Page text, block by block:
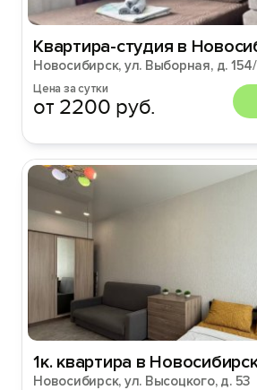
Квартира-студия в
Новосибирск, ул. Выборная, д.
Цена за сутки
от 2200 руб.
1к. квартира в
Новосибирск, ул. Высоцкого, д. 53